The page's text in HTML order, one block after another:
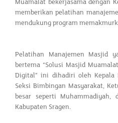
Muamalat bekerjasama dengan
memberikan pelatihan
mendukung program
Pelatihan Manajemen Masjid
bertema “Solusi Masjid
Digital” ini dihadiri oleh Kepala
Seksi Bimbingan Masyarakat,
besar seperti Muhammadiyah,
Kabupaten Sragen.